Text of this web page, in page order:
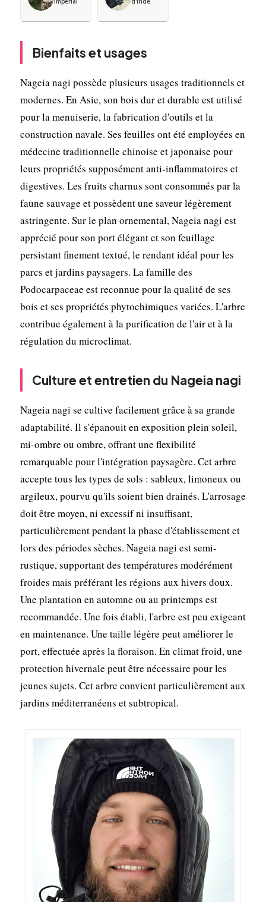
Bienfaits et usages
Nageia nagi possède plusieurs usages traditionnels et
modernes. En Asie, son bois dur et durable est utilisé
pour la menuiserie, la fabrication d'outils et la
construction navale. Ses feuilles ont été employées en
médecine traditionnelle chinoise et japonaise pour
leurs propriétés supposément anti-inflammatoires et
digestives. Les fruits charnus sont consommés par la
faune sauvage et possèdent une saveur légèrement
astringente. Sur le plan ornemental, Nageia nagi est
apprécié pour son port élégant et son feuillage
persistant finement textué, le rendant idéal pour les
parcs et jardins paysagers. La famille des
Podocarpaceae est reconnue pour la qualité de ses
bois et ses propriétés phytochimiques variées. L'arbre
contribue également à la purification de l'air et à la
régulation du microclimat.
Culture et entretien du Nageia nagi
Nageia nagi se cultive facilement grâce à sa grande
adaptabilité. Il s'épanouit en exposition plein soleil,
mi-ombre ou ombre, offrant une flexibilité
remarquable pour l'intégration paysagère. Cet arbre
accepte tous les types de sols : sableux, limoneux ou
argileux, pourvu qu'ils soient bien drainés. L'arrosage
doit être moyen, ni excessif ni insuffisant,
particulièrement pendant la phase d'établissement et
lors des périodes sèches. Nageia nagi est semi-
rustique, supportant des températures modérément
froides mais préférant les régions aux hivers doux.
Une plantation en automne ou au printemps est
recommandée. Une fois établi, l'arbre est peu exigeant
en maintenance. Une taille légère peut améliorer le
port, effectuée après la floraison. En climat froid, une
protection hivernale peut être nécessaire pour les
jeunes sujets. Cet arbre convient particulièrement aux
jardins méditerranéens et subtropical.